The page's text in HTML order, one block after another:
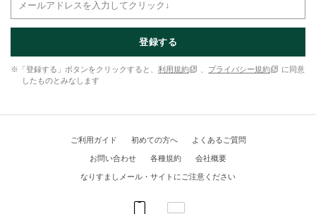
登録する
※「登録する」ボタンをクリックすると、 利用規約 プライバシー規約
に同意
したものとみなします
ご利用ガイド 初めての方へ よくあるご質問
お問い合わせ 各種規約 会社概要
なりすましメール・サイトにご注意ください